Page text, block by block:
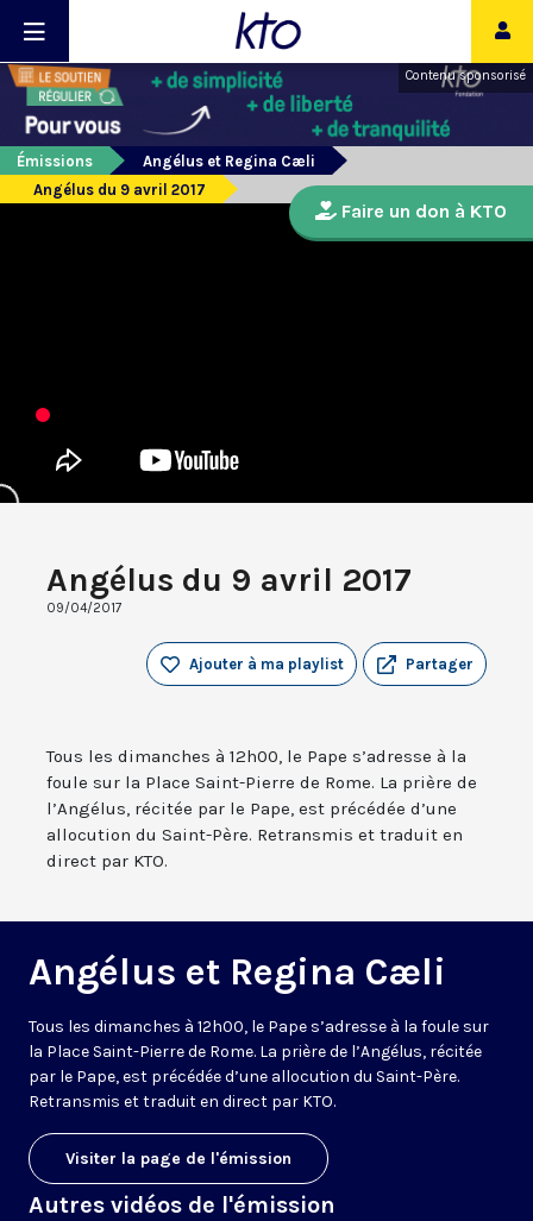
Contenu sponsorisé
Émissions
Angélus et Regina Cæli
Angélus du 9 avril 2017
Angélus du 9 avril 2017
09/04/2017
Partager
Ajouter à ma playlist
Tous les dimanches à 12h00, le Pape s’adresse à la
foule sur la Place Saint-Pierre de Rome. La prière de
l’Angélus, récitée par le Pape, est précédée d’une
allocution du Saint-Père. Retransmis et traduit en
direct par KTO.
Angélus et Regina Cæli
Tous les dimanches à 12h00, le Pape s’adresse à la foule sur
la Place Saint-Pierre de Rome. La prière de l’Angélus, récitée
par le Pape, est précédée d’une allocution du Saint-Père.
Retransmis et traduit en direct par KTO.
Visiter la page de l'émission
Autres vidéos de l'émission
Faire un don à KTO